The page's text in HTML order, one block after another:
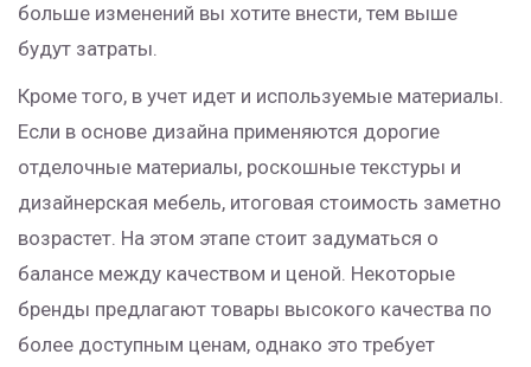
больше изменений вы хотите внести, тем выше
будут затраты.
Кроме того, в учет идет и используемые материалы.
Если в основе дизайна применяются дорогие
отделочные материалы, роскошные текстуры и
дизайнерская мебель, итоговая стоимость заметно
возрастет. На этом этапе стоит задуматься о
балансе между качеством и ценой. Некоторые
бренды предлагают товары высокого качества по
более доступным ценам, однако это требует